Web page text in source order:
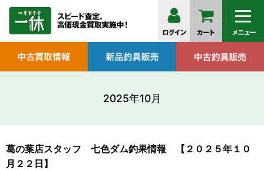
2025年10月
葛の葉店スタッフ 七色ダム釣果情報 【２０２５年１０
月２２日】